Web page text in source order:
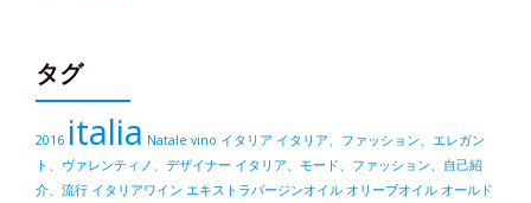
タグ
2016 italia Natale vino イタリア イタリア、ファッション、エレガン
ト、ヴァレンティノ、デザイナー イタリア、モード、ファッション、自己紹
介、流行 イタリアワイン エキストラバージンオイル オリーブオイル オールド